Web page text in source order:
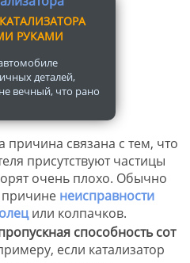
РУКАМИ
деталей,
вечный, что рано
причина связана с тем, что
присутствуют частицы
очень плохо. Обычно
причине неисправности
или колпачков.
способность сот
если катализатор